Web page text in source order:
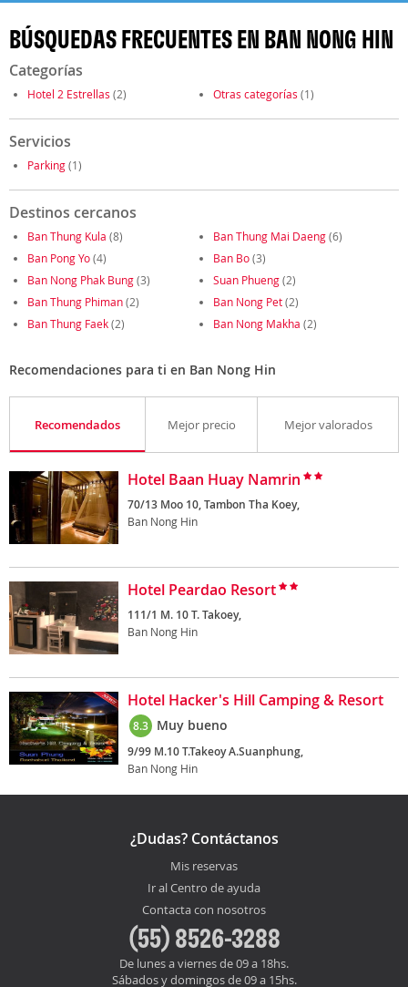
BÚSQUEDAS FRECUENTES EN BAN NONG HIN
Categorías
Hotel 2 Estrellas (2) Otras categorías (1)
Servicios
Parking(1)
Destinos cercanos
Ban Thung Kula (8) Ban Thung Mai Daeng(6)
Ban Pong Yo(4) Ban Bo(3)
Ban Nong Phak Bung(3) Suan Phueng(2)
Ban Thung Phiman(2) Ban Nong Pet(2)
Ban Thung Faek(2) Ban Nong Makha (2)
Recomendaciones para ti en Ban Nong Hin
Recomendados Mejor precio Mejor valorados
Hotel Baan Huay Namrin
70/13 Moo 10, Tambon Tha Koey,
Ban Nong Hin
Hotel Peardao Resort
111/1 M. 10 T. Takoey,
Ban Nong Hin
Hotel Hacker's Hill Camping & Resort
8.3 Muy bueno
9/99 M.10 T.Takeoy A.Suanphung,
Ban Nong Hin
¿Dudas? Contáctanos
Mis reservas
Ir al Centro de ayuda
Contacta con nosotros
(55) 8526-3288
De lunes a viernes de 09 a 18hs.
Sábados y domingos de 09 a 15hs.